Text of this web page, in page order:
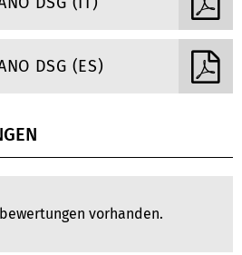
DSG (ES)
vorhanden.